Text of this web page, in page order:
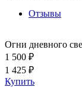
Отзывы
Огни дневного
1 500 ₽
1 425 ₽
Купить